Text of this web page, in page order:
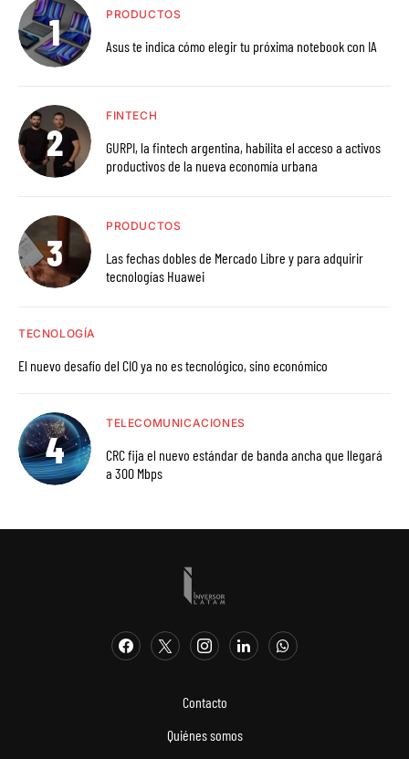
PRODUCTOS
Asus te indica cómo elegir tu próxima notebook con IA
FINTECH
GURPI, la fintech argentina, habilita el acceso a activos
productivos de la nueva economía urbana
PRODUCTOS
Las fechas dobles de Mercado Libre y para adquirir
tecnologías Huawei
TECNOLOGÍA
El nuevo desafío del CIO ya no es tecnológico, sino económico
TELECOMUNICACIONES
CRC fija el nuevo estándar de banda ancha que llegará
a 300 Mbps
Contacto
Quiénes somos